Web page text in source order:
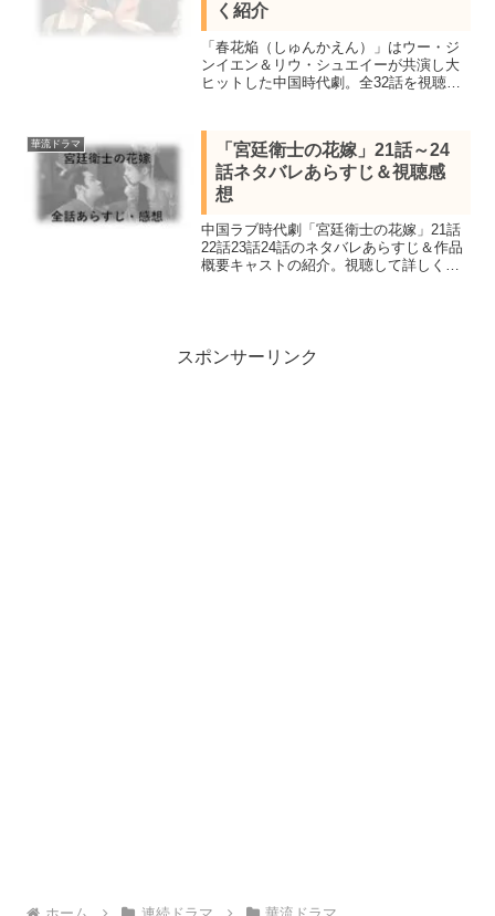
く紹介
「春花焔（しゅんかえん）」はウー・ジ
ンイエン＆リウ・シュエイーが共演し大
ヒットした中国時代劇。全32話を視聴し
ます。刺客と汚名を着せられた皇子の愛
と復讐の物語！
華流ドラマ
「宮廷衛士の花嫁」21話～24
話ネタバレあらすじ＆視聴感
想
中国ラブ時代劇「宮廷衛士の花嫁」21話
22話23話24話のネタバレあらすじ＆作品
概要キャストの紹介。視聴して詳しく紹
スポンサーリンク